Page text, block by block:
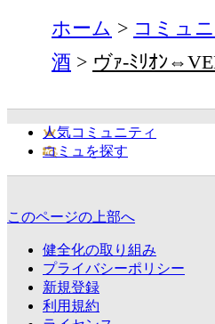
ホーム コミュ
酒
ヴｧ-ﾐﾘｵﾝ
人気コミュニティ
コミュを探す
このページの上部へ
健全化の取り組み
プライバシーポリシー
新規登録
利用規約